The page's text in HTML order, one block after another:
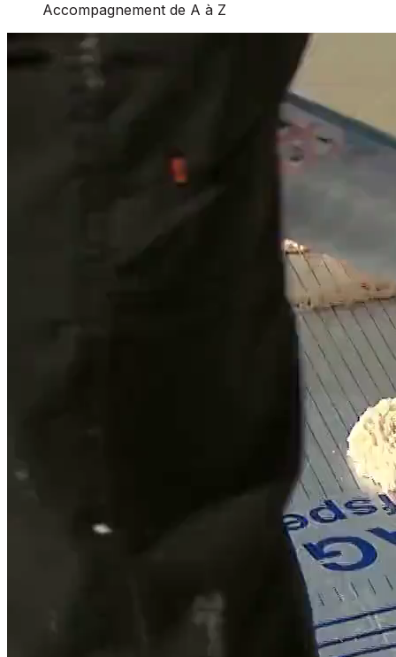
Accompagnement de A à Z